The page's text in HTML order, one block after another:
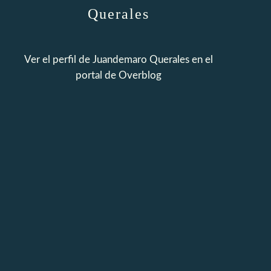
Querales
Ver el perfil de Juandemaro Querales en el
portal de Overblog